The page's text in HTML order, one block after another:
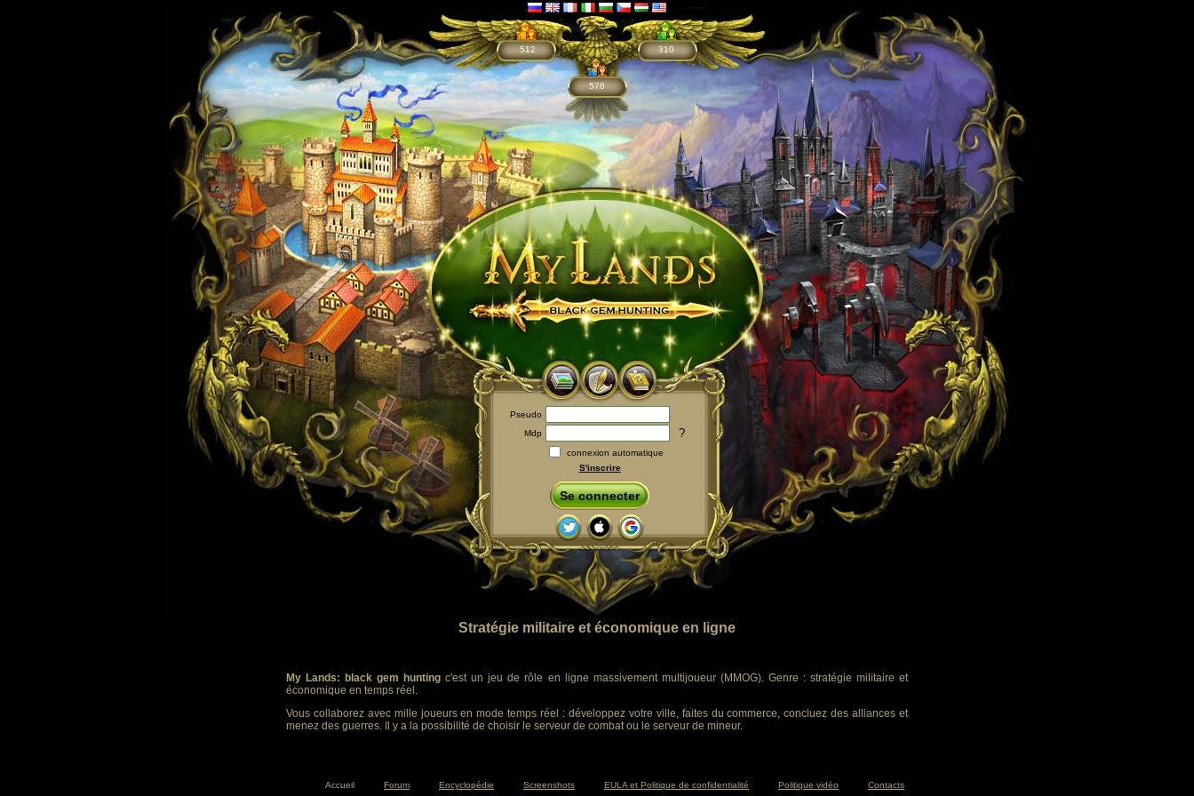
512
576
310
Pseudo
Mdp
?
connexion automatique
S'inscrire
Se connecter
Stratégie militaire et économique en ligne
My Lands: black gem hunting c'est un jeu de rôle en ligne massivement multijoueur (MMOG). Genre : stratégie militaire et
économique en temps réel.
Vous collaborez avec mille joueurs en mode temps réel : développez votre ville, faites du commerce, concluez des alliances et
menez des guerres. Il y a la possibilité de choisir le serveur de combat ou le serveur de mineur.
Accueil Forum Encyclopédie Screenshots EULA et Politique de confidentialité Politique vidéo Contacts